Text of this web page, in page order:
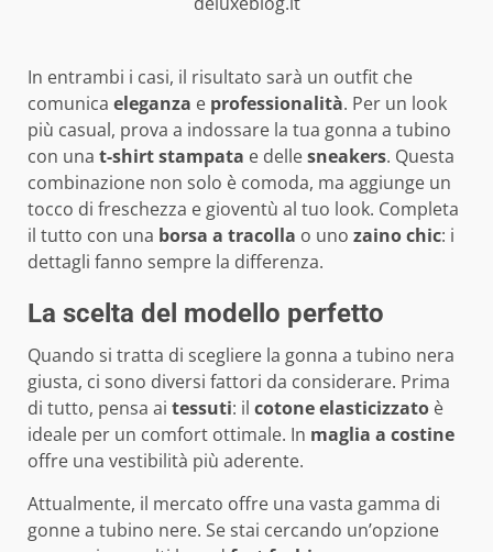
In entrambi i casi, il risultato sarà un outfit che
comunica eleganza e professionalità. Per un look
più casual, prova a indossare la tua gonna a tubino
con una t-shirt stampata e dellesneakers. Questa
combinazione non solo è comoda, ma aggiunge un
tocco di freschezza e gioventù al tuo look. Completa
il tutto con una borsa a tracolla o uno zaino chic: i
dettagli fanno sempre la differenza.
La scelta del modello perfetto
Quando si tratta di scegliere la gonna a tubino nera
giusta, ci sono diversi fattori da considerare. Prima
di tutto, pensa ai tessuti: il cotone elasticizzato è
ideale per un comfort ottimale. In maglia a costine
offre una vestibilità più aderente.
Attualmente, il mercato offre una vasta gamma di
gonne a tubino nere. Se stai cercando un’opzione